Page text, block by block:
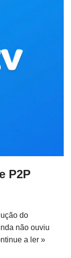
P2P
do
não ouviu
a ler »